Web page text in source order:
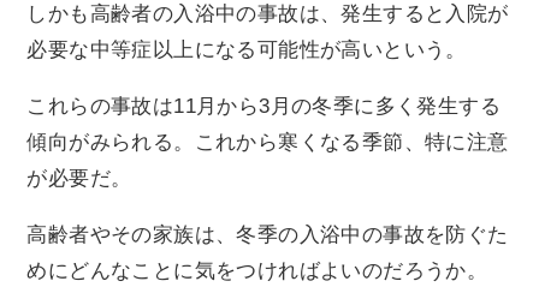
しかも高齢者の入浴中の事故は、発生すると入院が
必要な中等症以上になる可能性が高いという。
これらの事故は11月から3月の冬季に多く発生する
傾向がみられる。これから寒くなる季節、特に注意
が必要だ。
高齢者やその家族は、冬季の入浴中の事故を防ぐた
めにどんなことに気をつければよいのだろうか。